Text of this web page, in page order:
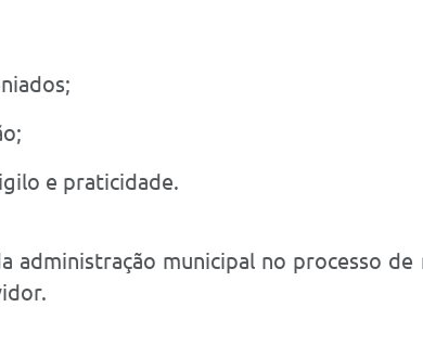
e praticidade.
administração municipal no processo